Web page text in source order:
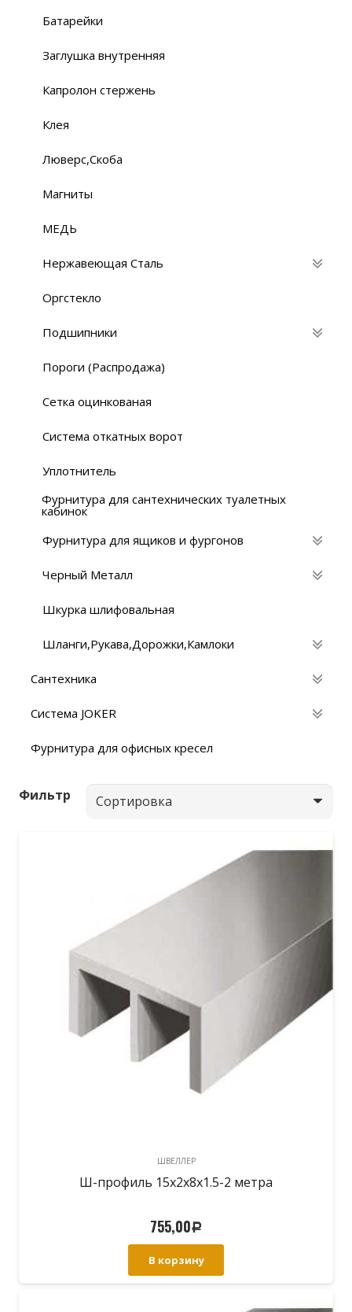
Батарейки
Заглушка внутренняя
Капролон стержень
Клея
Люверс,Скоба
Магниты
МЕДЬ
Нержавеющая Сталь
Оргстекло
Подшипники
Пороги (Распродажа)
Сетка оцинкованая
Система откатных ворот
Уплотнитель
Фурнитура для сантехнических туалетных
кабинок
Фурнитура для ящиков и фургонов
Черный Металл
Шкурка шлифовальная
Шланги,Рукава,Дорожки,Камлоки
Сантехника
Система JOKER
Фурнитура для офисных кресел
Фильтр
ШВЕЛЛЕР
Ш-профиль 15х2х8х1.5-2 метра
755,00Р
В корзину